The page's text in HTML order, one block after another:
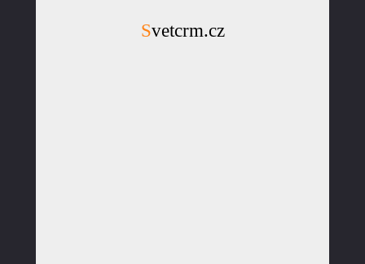
Svetcrm.cz